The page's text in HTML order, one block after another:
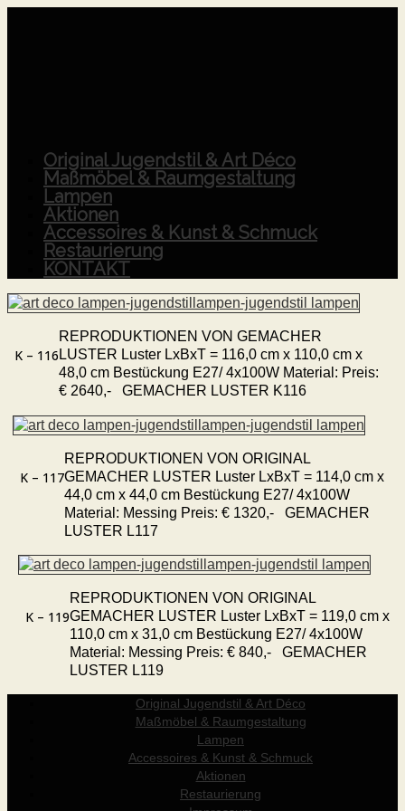
Original Jugendstil & Art Déco
Maßmöbel & Raumgestaltung
Lampen
Aktionen
Accessoires & Kunst & Schmuck
Restaurierung
KONTAKT
K – 116
REPRODUKTIONEN VON GEMACHER
LUSTER Luster LxBxT = 116,0 cm x 110,0 cm x
48,0 cm Bestückung E27/ 4x100W Material: Preis:
€ 2640,- GEMACHER LUSTER K116
K – 117
REPRODUKTIONEN VON ORIGINAL
GEMACHER LUSTER Luster LxBxT = 114,0 cm x
44,0 cm x 44,0 cm Bestückung E27/ 4x100W
Material: Messing Preis: € 1320,- GEMACHER
LUSTER L117
K – 119
REPRODUKTIONEN VON ORIGINAL
GEMACHER LUSTER Luster LxBxT = 119,0 cm x
110,0 cm x 31,0 cm Bestückung E27/ 4x100W
Material: Messing Preis: € 840,- GEMACHER
LUSTER L119
Original Jugendstil & Art Déco
Maßmöbel & Raumgestaltung
Lampen
Accessoires & Kunst & Schmuck
Aktionen
Restaurierung